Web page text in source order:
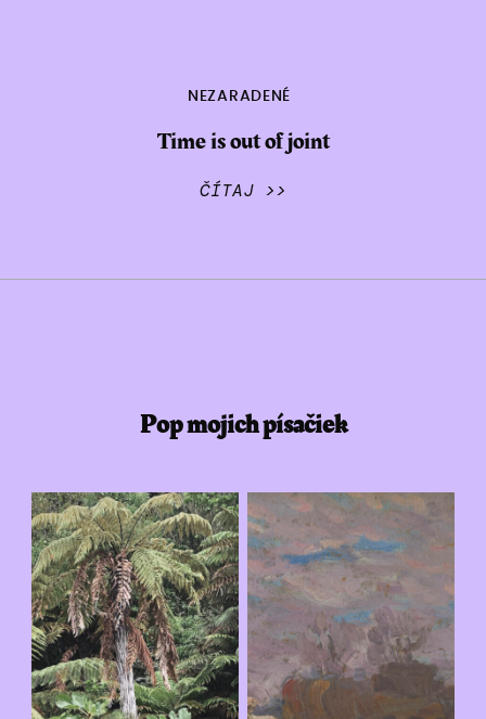
NEZARADENÉ
Time is out of joint
ČÍTAJ >>
Pop mojich písačiek